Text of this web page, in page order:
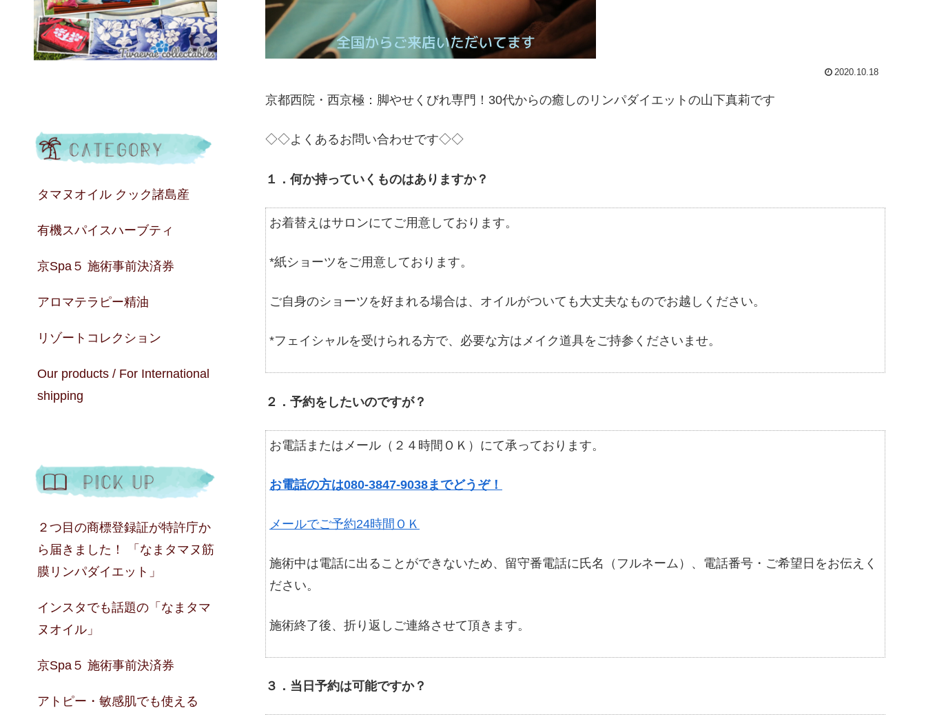
2020.10.18
京都西院・西京極：脚やせくびれ専門！30代からの癒しのリンパダイエットの山下真莉です
◇◇よくあるお問い合わせです◇◇
１．何か持っていくものはありますか？
お着替えはサロンにてご用意しております。
*紙ショーツをご用意しております。
ご自身のショーツを好まれる場合は、オイルがついても大丈夫なものでお越しください。
*フェイシャルを受けられる方で、必要な方はメイク道具をご持参くださいませ。
２．予約をしたいのですが？
お電話またはメール（２４時間ＯＫ）にて承っております。
お電話の方は080-3847-9038までどうぞ！
メールでご予約24時間ＯＫ
施術中は電話に出ることができないため、留守番電話に氏名（フルネーム）、電話番号・ご希望日をお伝えく
ださい。
施術終了後、折り返しご連絡させて頂きます。
３．当日予約は可能ですか？
タマヌオイル クック諸島産
有機スパイスハーブティ
京Spa５ 施術事前決済券
アロマテラピー精油
リゾートコレクション
Our products / For International
shipping
２つ目の商標登録証が特許庁か
ら届きました！ 「なまタマヌ筋
膜リンパダイエット」
インスタでも話題の「なまタマ
ヌオイル」
京Spa５ 施術事前決済券
アトピー・敏感肌でも使える